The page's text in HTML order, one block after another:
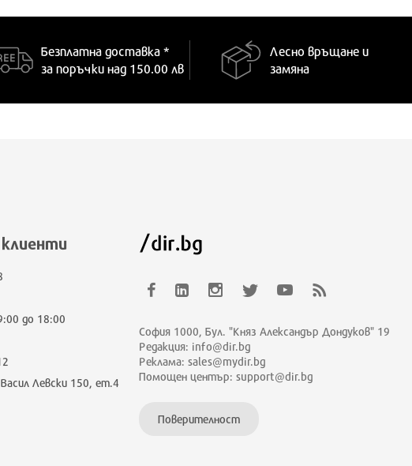
Безплатна доставка *
за поръчки над 150.00 лв
Лесно връщане и
замяна
до 18:00
Левски 150, ет.4
София 1000, Бул. "Княз Александър Дондуков" 19
Редакция: info@dir.bg
Реклама: sales@mydir.bg
Помощен център: support@dir.bg
Поверителност